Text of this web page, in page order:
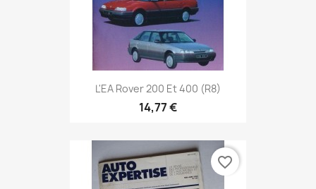
L'EA Rover 200 Et 400 (R8)
14,77 €
favorite_border